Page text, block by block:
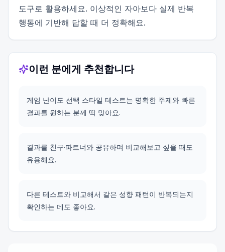
도구로 활용하세요. 이상적인 자아보다 실제 반복
행동에 기반해 답할 때 더 정확해요.
이런 분에게 추천합니다
게임 난이도 선택 스타일 테스트는 명확한 주제와 빠른
결과를 원하는 분께 딱 맞아요.
결과를 친구·파트너와 공유하며 비교해보고 싶을 때도
유용해요.
다른 테스트와 비교해서 같은 성향 패턴이 반복되는지
확인하는 데도 좋아요.